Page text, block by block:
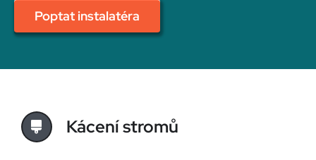
Poptat instalatéra
Kácení stromů